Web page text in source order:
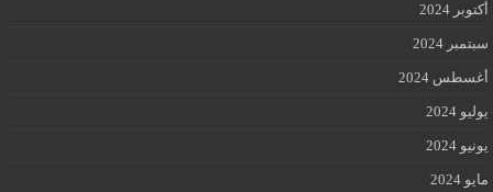
أكتوبر 2024
سبتمبر 2024
أغسطس 2024
يوليو 2024
يونيو 2024
مايو 2024